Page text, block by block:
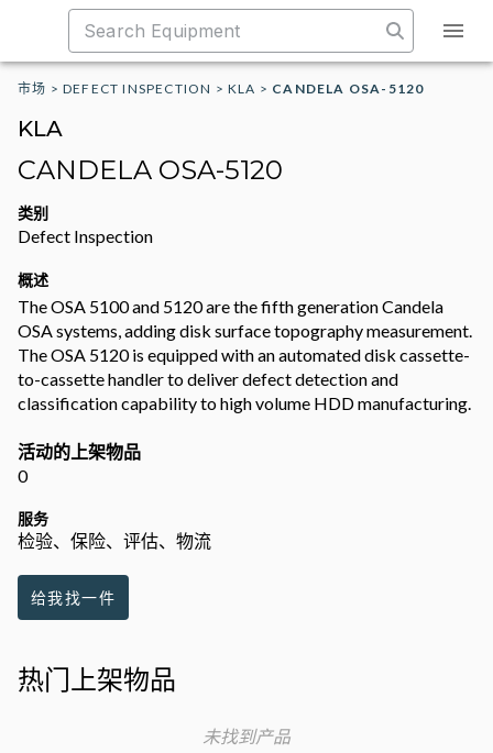
市场 >DEFECT INSPECTION >KLA > CANDELA OSA-5120
KLA
CANDELA OSA-5120
类别
Defect Inspection
概述
The OSA 5100 and 5120 are the fifth generation Candela
OSA systems, adding disk surface topography measurement.
The OSA 5120 is equipped with an automated disk cassette-
to-cassette handler to deliver defect detection and
classification capability to high volume HDD manufacturing.
活动的上架物品
0
服务
检验、保险、评估、物流
给我找一件
热门上架物品
未找到产品